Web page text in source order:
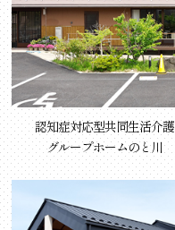
認知症対応型共同生活介護
グループホームのと川